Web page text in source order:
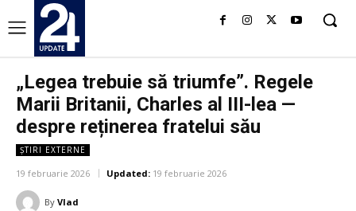
„Legea trebuie să triumfe”. Regele
Marii Britanii, Charles al III-lea —
despre reținerea fratelui său
ȘTIRI EXTERNE
19 februarie 2026 Updated: 19 februarie 2026
By Vlad